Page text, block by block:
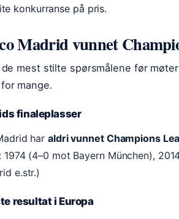
konkurranse på pris.
Madrid vunnet
mest stilte spørsmålene før
mange.
finaleplasser
har aldri vunnet Champions
1974 (4–0 mot Bayern München),
e.str.)
resultat i Europa